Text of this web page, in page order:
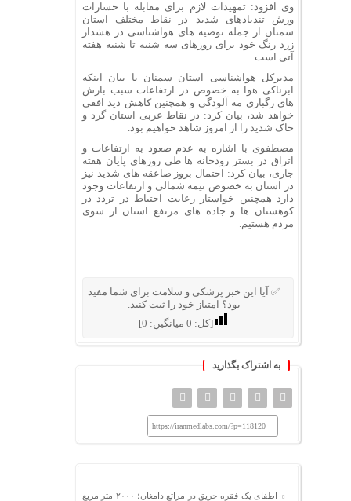
وی افزود: تمهیدات لازم برای مقابله با خسارات
وزش تندبادهای شدید در نقاط مختلف استان
سمنان از جمله توصیه های هواشناسی در هشدار
زرد رنگ خود برای روزهای سه شنبه تا شنبه هفته
آتی است.
مدیرکل هواشناسی استان سمنان با بیان اینکه
ابرناکی هوا به خصوص در ارتفاعات سبب بارش
های رگباری مه آلودگی و همچنین کاهش دید افقی
خواهد شد، بیان کرد: در نقاط غربی استان گرد و
خاک شدید را از امروز شاهد خواهیم بود.
مصطفوی با اشاره به عدم صعود به ارتفاعات و
اتراق در بستر رودخانه ها طی روزهای پایان هفته
جاری، بیان کرد: احتمال بروز صاعقه های شدید نیز
در استان به خصوص نیمه شمالی و ارتفاعات وجود
دارد همچنین خواستار رعایت احتیاط در تردد در
کوهستان ها و جاده های مرتفع استان از سوی
مردم هستیم.
✅ آیا این خبر پزشکی و سلامت برای شما مفید
بود؟ امتیاز خود را ثبت کنید.
[کل: 0میانگین: 0
]
به اشتراک بگذارید
https://iranmedlabs.com/?p=118120
اطفای یک فقره حریق در مراتع دامغان؛ ۲۰۰۰ متر مربع